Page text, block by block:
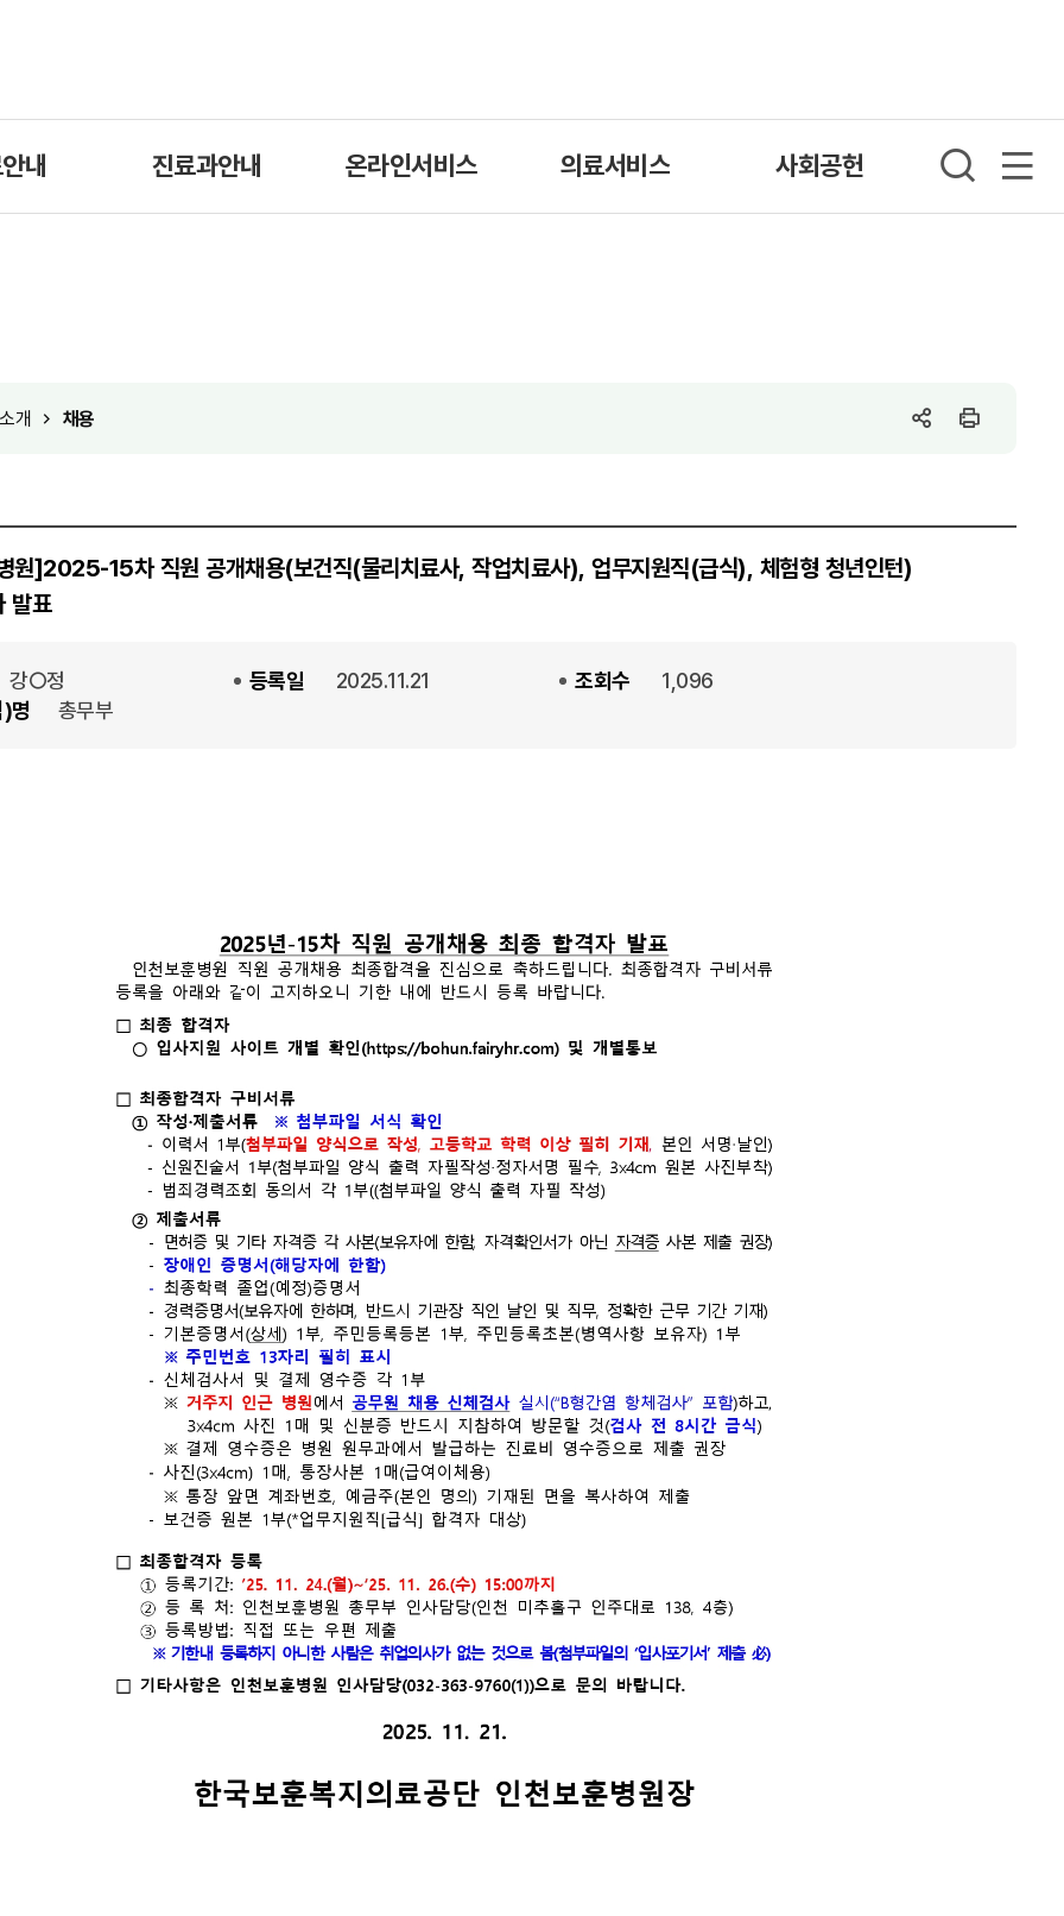
내 진료과안내 온라인서비스 의료서비스 사회공헌
개 채용
SNS
열
인
원]2025-15차 직원 공개채용(보건직(물리치료사, 작업치료사), 업무지원직(급식), 체험형 청년인턴)
발표
강○정 등록일 2025.11.21 조회수 1,096
명 총무부